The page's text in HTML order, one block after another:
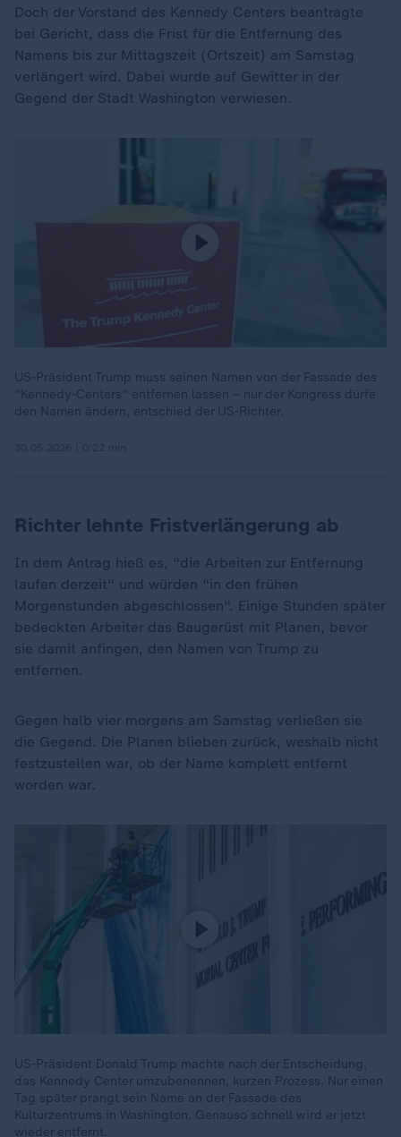
Doch der Vorstand des Kennedy Centers beantragte
bei Gericht, dass die Frist für die Entfernung des
Namens bis zur Mittagszeit (Ortszeit) am Samstag
verlängert wird. Dabei wurde auf Gewitter in der
Gegend der Stadt Washington verwiesen.
US-Präsident Trump muss seinen Namen von der Fassade des
"Kennedy-Centers" entfernen lassen – nur der Kongress dürfe
den Namen ändern, entschied der US-Richter.
Richter lehnte Fristverlängerung ab
In dem Antrag hieß es, "die Arbeiten zur Entfernung
laufen derzeit" und würden "in den frühen
Morgenstunden abgeschlossen". Einige Stunden später
bedeckten Arbeiter das Baugerüst mit Planen, bevor
sie damit anfingen, den Namen von Trump zu
entfernen.
Gegen halb vier morgens am Samstag verließen sie
die Gegend. Die Planen blieben zurück, weshalb nicht
festzustellen war, ob der Name komplett entfernt
worden war.
US-Präsident Donald Trump machte nach der Entscheidung,
das Kennedy Center umzubenennen, kurzen Prozess. Nur einen
Tag später prangt sein Name an der Fassade des
Kulturzentrums in Washington. Genauso schnell wird er jetzt
wieder entfernt.